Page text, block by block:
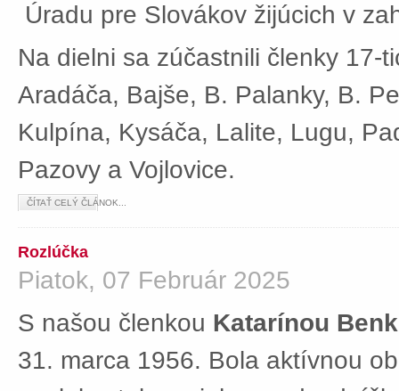
Úradu pre Slovákov žijúcich v
Na dielni sa zúčastnili členky 17-
Aradáča, Bajše, B. Palanky, B.
Kulpína, Kysáča, Lalite, Lugu,
Pazovy a Vojlovice.
ČÍTAŤ CELÝ ČLÁNOK...
Rozlúčka
Piatok, 07 Február 2025
S našou členkou Katarínou
31. marca 1956. Bola aktívnou